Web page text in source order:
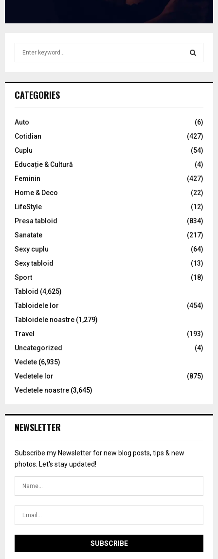
h
o
:
C
CATEGORIES
Auto
(6)
Cotidian
(427)
Cuplu
(54)
Educație & Cultură
(4)
Feminin
(427)
Home & Deco
(22)
LifeStyle
(12)
Presa tabloid
(834)
Sanatate
(217)
Sexy cuplu
(64)
Sexy tabloid
(13)
Sport
(18)
Tabloid (4,625)
Tabloidele lor
(454)
Tabloidele noastre (1,279)
Travel
(193)
Uncategorized
(4)
Vedete (6,935)
Vedetele lor
(875)
Vedetele noastre (3,645)
NEWSLETTER
Subscribe my Newsletter for new blog posts, tips & new
photos. Let's stay updated!